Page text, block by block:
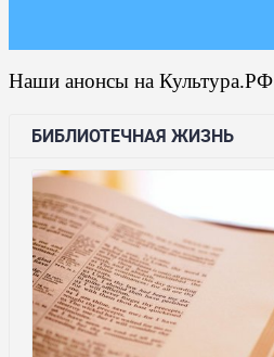
Наши анонсы на Культура.РФ